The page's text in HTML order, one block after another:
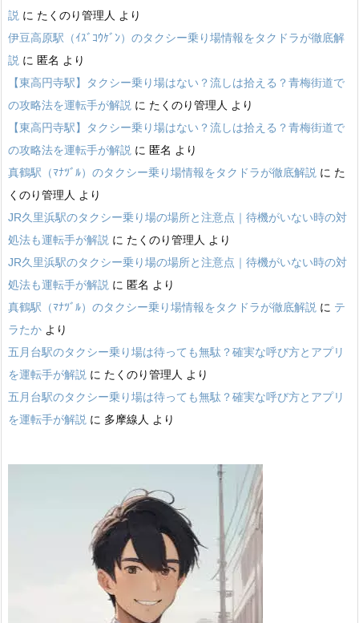
説 に たくのり管理人 より
伊豆高原駅（ｲｽﾞｺｳｹﾞﾝ）のタクシー乗り場情報をタクドラが徹底解
説 に 匿名 より
【東高円寺駅】タクシー乗り場はない？流しは拾える？青梅街道で
の攻略法を運転手が解説 に たくのり管理人 より
【東高円寺駅】タクシー乗り場はない？流しは拾える？青梅街道で
の攻略法を運転手が解説 に 匿名 より
真鶴駅（ﾏﾅﾂﾞﾙ）のタクシー乗り場情報をタクドラが徹底解説 に た
くのり管理人 より
JR久里浜駅のタクシー乗り場の場所と注意点｜待機がいない時の対
処法も運転手が解説 に たくのり管理人 より
JR久里浜駅のタクシー乗り場の場所と注意点｜待機がいない時の対
処法も運転手が解説 に 匿名 より
真鶴駅（ﾏﾅﾂﾞﾙ）のタクシー乗り場情報をタクドラが徹底解説 に テ
ラたか より
五月台駅のタクシー乗り場は待っても無駄？確実な呼び方とアプリ
を運転手が解説 に たくのり管理人 より
五月台駅のタクシー乗り場は待っても無駄？確実な呼び方とアプリ
を運転手が解説 に 多摩線人 より